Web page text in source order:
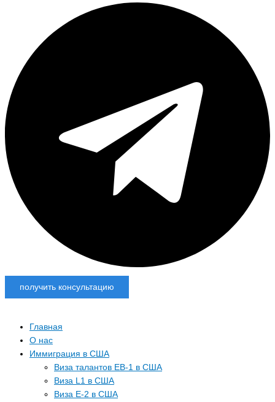
получить консультацию
Главная
О нас
Иммиграция в США
Виза талантов EB-1 в США
Виза L1 в США
Виза E-2 в США